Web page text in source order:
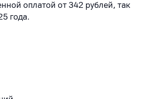
оплатой от 342 рублей, так
года.